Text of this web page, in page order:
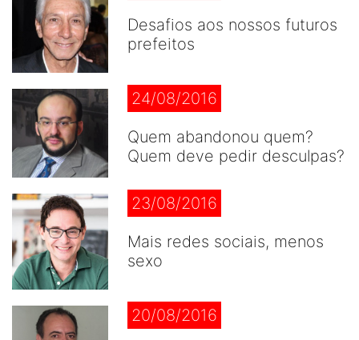
Desafios aos nossos futuros
prefeitos
24/08/2016
Quem abandonou quem?
Quem deve pedir desculpas?
23/08/2016
Mais redes sociais, menos
sexo
20/08/2016